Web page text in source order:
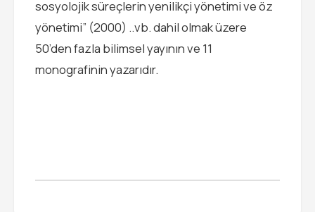
sosyolojik süreçlerin yenilikçi yönetimi ve öz
yönetimi” (2000) ..vb. dahil olmak üzere
50’den fazla bilimsel yayının ve 11
monografinin yazarıdır.